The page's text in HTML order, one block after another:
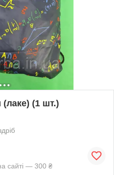
(1 шт.)
сайті — 300 ₴